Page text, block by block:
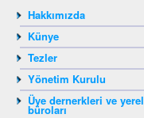
Hakkımızda
Künye
Tezler
Yönetim Kurulu
Üye dernerkleri ve yerel
büroları